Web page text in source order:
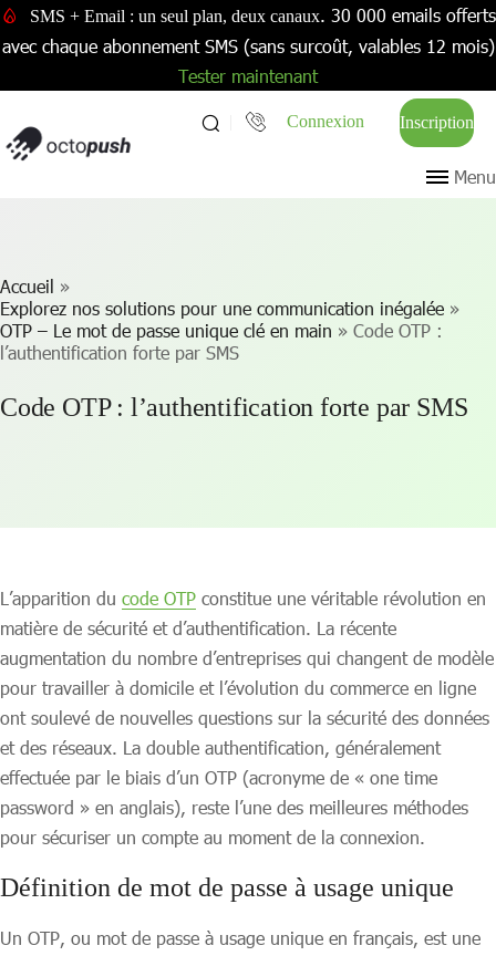
SMS + Email : un seul plan, deux canaux. 30 000 emails offerts
avec chaque abonnement SMS (sans surcoût, valables 12 mois)
Tester maintenant
Connexion Inscription
Menu
Accueil »
Explorez nos solutions pour une communication inégalée »
OTP – Le mot de passe unique clé en main » Code OTP :
l’authentification forte par SMS
Code OTP : l’authentification forte par SMS
L’apparition du code OTP constitue une véritable révolution en
matière de sécurité et d’authentification. La récente
augmentation du nombre d’entreprises qui changent de modèle
pour travailler à domicile et l’évolution du commerce en ligne
ont soulevé de nouvelles questions sur la sécurité des données
et des réseaux. La double authentification, généralement
effectuée par le biais d’un OTP (acronyme de « one time
password » en anglais), reste l’une des meilleures méthodes
pour sécuriser un compte au moment de la connexion.
Définition de mot de passe à usage unique
Un OTP, ou mot de passe à usage unique en français, est une